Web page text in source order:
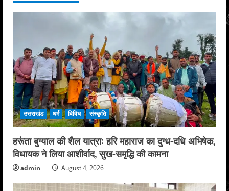
उत्तराखंड धर्म विविध संस्कृति
हरूंता बुग्याल की शैल यात्रा: हरि महाराज का दुग्ध-दधि अभिषेक,
विधायक ने लिया आशीर्वाद, सुख-समृद्धि की कामना
admin August 4, 2026